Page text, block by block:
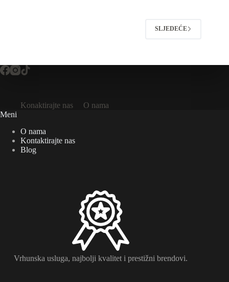
SLJEDEĆE
Konaktirajte nas
O nama
Meni
O nama
Kontaktirajte nas
Blog
Vrhunska usluga, najbolji kvalitet i prestižni brendovi.